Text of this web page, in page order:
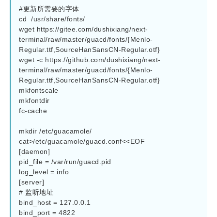
#更新所需要的字体
cd  /usr/share/fonts/
wget https://gitee.com/dushixiang/next-
terminal/raw/master/guacd/fonts/{Menlo-
Regular.ttf,SourceHanSansCN-Regular.otf}
wget -c https://github.com/dushixiang/next-
terminal/raw/master/guacd/fonts/{Menlo-
Regular.ttf,SourceHanSansCN-Regular.otf}
mkfontscale
mkfontdir
fc-cache
mkdir /etc/guacamole/
cat>/etc/guacamole/guacd.conf<<EOF
[daemon]
pid_file = /var/run/guacd.pid
log_level = info
[server]
# 监听地址
bind_host = 127.0.0.1
bind_port = 4822